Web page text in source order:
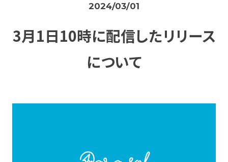
2024/03/01
3月1日10時に配信したリリース
について